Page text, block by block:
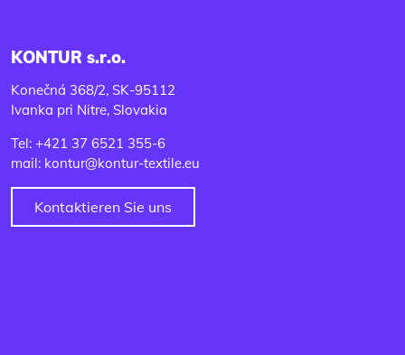
KONTUR s.r.o.
Konečná 368/2, SK-95112
Ivanka pri Nitre, Slovakia
Tel: +421 37 6521 355-6
mail: kontur@kontur-textile.eu
Kontaktieren Sie uns